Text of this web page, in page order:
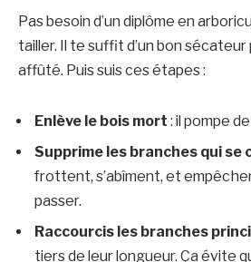
Pas besoin d’un diplôme en
tailler. Il te suffit d’un bon
affûté. Puis suis ces étapes :
Enlève le bois mort : il pompe
Supprime les branches qui se
frottent, s’abîment, et
passer.
Raccourcis les branches
tiers de leur longueur. Ça évite